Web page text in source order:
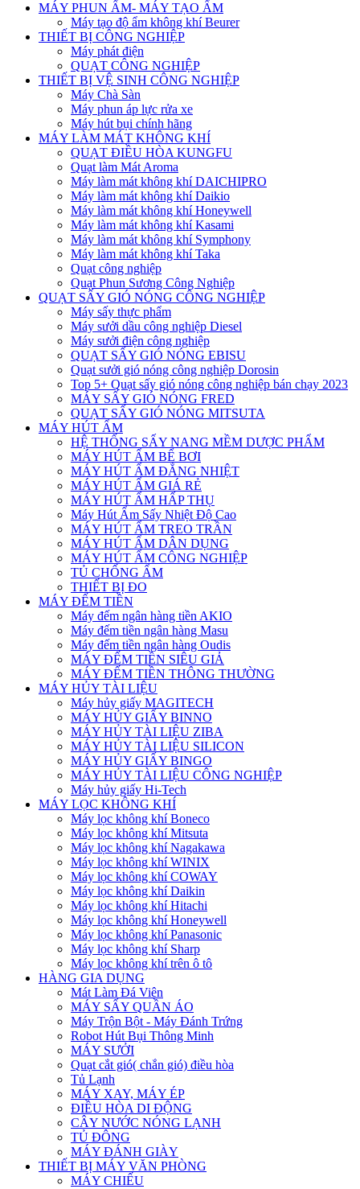
MÁY PHUN ẨM- MÁY TẠO ẨM
Máy tạo độ ẩm không khí Beurer
THIẾT BỊ CÔNG NGHIỆP
Máy phát điện
QUẠT CÔNG NGHIỆP
THIẾT BỊ VỆ SINH CÔNG NGHIỆP
Máy Chà Sàn
Máy phun áp lực rửa xe
Máy hút bụi chính hãng
MÁY LÀM MÁT KHÔNG KHÍ
QUẠT ĐIỀU HÒA KUNGFU
Quạt làm Mát Aroma
Máy làm mát không khí DAICHIPRO
Máy làm mát không khí Daikio
Máy làm mát không khí Honeywell
Máy làm mát không khí Kasami
Máy làm mát không khí Symphony
Máy làm mát không khí Taka
Quạt công nghiệp
Quạt Phun Sương Công Nghiệp
QUẠT SẤY GIÓ NÓNG CÔNG NGHIỆP
Máy sấy thực phẩm
Máy sưởi dầu công nghiệp Diesel
Máy sưởi điện công nghiệp
QUẠT SẤY GIÓ NÓNG EBISU
Quạt sưởi gió nóng công nghiệp Dorosin
Top 5+ Quạt sấy gió nóng công nghiệp bán chạy 2023
MÁY SẤY GIÓ NÓNG FRED
QUẠT SẤY GIÓ NÓNG MITSUTA
MÁY HÚT ẨM
HỆ THỐNG SẤY NANG MỀM DƯỢC PHẨM
MÁY HÚT ẨM BỂ BƠI
MÁY HÚT ẨM ĐẲNG NHIỆT
MÁY HÚT ẨM GIÁ RẺ
MÁY HÚT ẨM HẤP THỤ
Máy Hút Ẩm Sấy Nhiệt Độ Cao
MÁY HÚT ẨM TREO TRẦN
MÁY HÚT ẨM DÂN DỤNG
MÁY HÚT ẨM CÔNG NGHIỆP
TỦ CHỐNG ẨM
THIẾT BỊ ĐO
MÁY ĐẾM TIỀN
Máy đếm ngân hàng tiền AKIO
Máy đếm tiền ngân hàng Masu
Máy đếm tiền ngân hàng Oudis
MÁY ĐẾM TIỀN SIÊU GIẢ
MÁY ĐẾM TIỀN THÔNG THƯỜNG
MÁY HỦY TÀI LIỆU
Máy hủy giấy MAGITECH
MÁY HỦY GIẤY BINNO
MÁY HỦY TÀI LIỆU ZIBA
MÁY HỦY TÀI LIỆU SILICON
MÁY HỦY GIẤY BINGO
MÁY HỦY TÀI LIỆU CÔNG NGHIỆP
Máy hủy giấy Hi-Tech
MÁY LỌC KHÔNG KHÍ
Máy lọc không khí Boneco
Máy lọc không khí Mitsuta
Máy lọc không khí Nagakawa
Máy lọc không khí WINIX
Máy lọc không khí COWAY
Máy lọc không khí Daikin
Máy lọc không khí Hitachi
Máy lọc không khí Honeywell
Máy lọc không khí Panasonic
Máy lọc không khí Sharp
Máy lọc không khí trên ô tô
HÀNG GIA DỤNG
Mát Làm Đá Viên
MÁY SẤY QUẦN ÁO
Máy Trộn Bột - Máy Đánh Trứng
Robot Hút Bụi Thông Minh
MÁY SƯỞI
Quạt cắt gió( chắn gió) điều hòa
Tủ Lạnh
MÁY XAY, MÁY ÉP
ĐIỀU HÒA DI ĐỘNG
CÂY NƯỚC NÓNG LẠNH
TỦ ĐÔNG
MÁY ĐÁNH GIÀY
THIẾT BỊ MÁY VĂN PHÒNG
MÁY CHIẾU